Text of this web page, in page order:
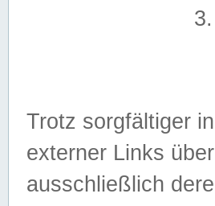
Trotz sorgfältiger
externer Links
ausschließlich